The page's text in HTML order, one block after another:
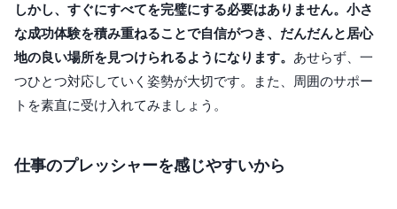
しかし、すぐにすべてを完璧にする必要はありません。小さ
な成功体験を積み重ねることで自信がつき、だんだんと居心
地の良い場所を見つけられるようになります。 あせらず、一
つひとつ対応していく姿勢が大切です。また、周囲のサポー
トを素直に受け入れてみましょう。
仕事のプレッシャーを感じやすいから